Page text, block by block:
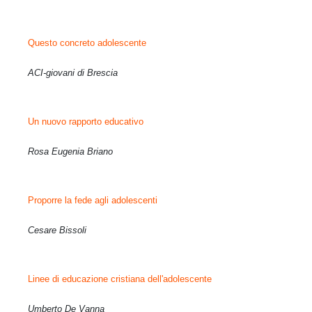
Questo concreto adolescente
ACI-giovani di Brescia
Un nuovo rapporto educativo
Rosa Eugenia Briano
Proporre la fede agli adolescenti
Cesare Bissoli
Linee di educazione cristiana dell'adolescente
Umberto De Vanna